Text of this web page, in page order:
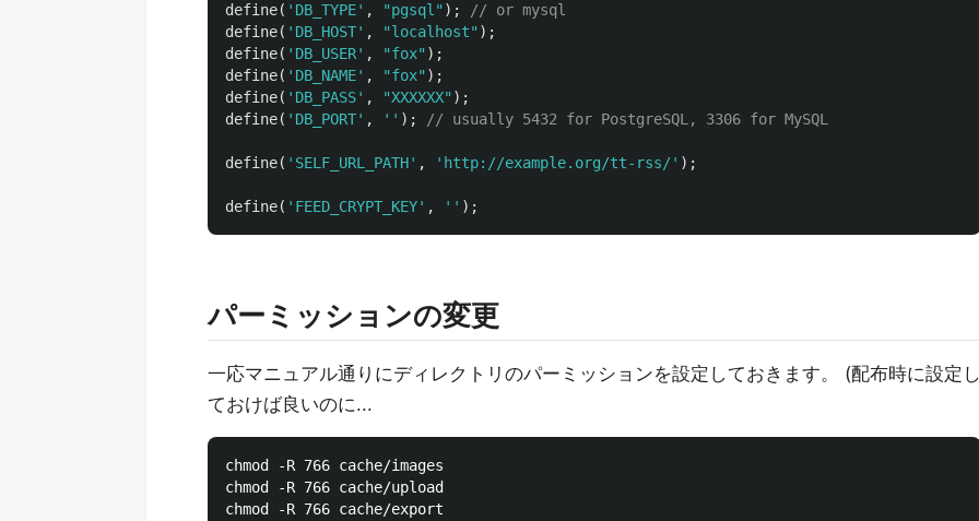
define( 'DB_TYPE' , "pgsql" );
// or mysql
define( 'DB_HOST' , "localhost" );
define( 'DB_USER' , "fox" );
define( 'DB_NAME' , "fox" );
define( 'DB_PASS' , "XXXXXX" );
define( 'DB_PORT' , '' ); // usually 5432 for PostgreSQL, 3306 for MySQL
define( 'SELF_URL_PATH' , 'http://example.org/tt-rss/' );
define( 'FEED_CRYPT_KEY' , '' );
パーミッションの変更
一応マニュアル通りにディレクトリのパーミッションを設定しておきます。 (配布時に設定
ておけば良いのに...
chmod -R 766 cache/images
chmod -R 766 cache/upload
chmod -R 766 cache/export